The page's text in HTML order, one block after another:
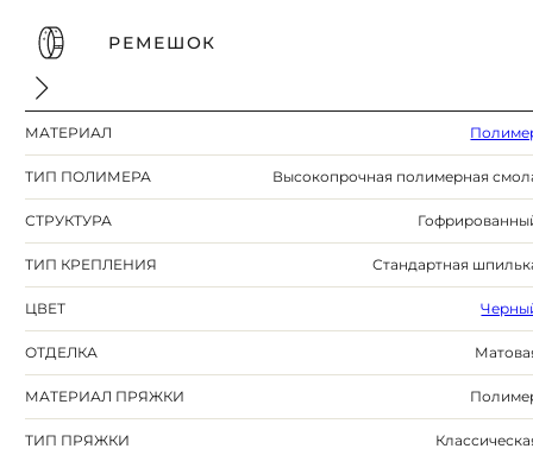
РЕМЕШОК
МАТЕРИАЛ
ТИП ПОЛИМЕРА Высокопрочная полимерная
СТРУКТУРА
ТИП КРЕПЛЕНИЯ Стандартная
ЦВЕТ
ОТДЕЛКА
МАТЕРИАЛ ПРЯЖКИ
ТИП ПРЯЖКИ